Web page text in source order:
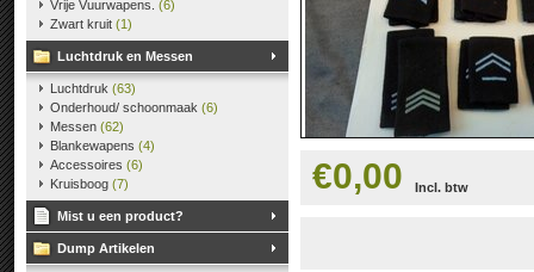
Vrije Vuurwapens. (6)
Zwart kruit (1)
Luchtdruk en Messen
Luchtdruk (63)
Onderhoud/ schoonmaak (6)
Messen (62)
Blankewapens (4)
Accessoires (6)
Kruisboog (7)
Mist u een product?
Dump Artikelen
€0,00 Incl. btw